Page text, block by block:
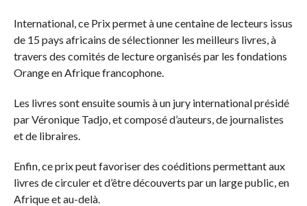
International, ce Prix permet à une centaine de lecteurs issus
de 15 pays africains de sélectionner les meilleurs livres, à
travers des comités de lecture organisés par les fondations
Orange en Afrique francophone.
Les livres sont ensuite soumis à un jury international présidé
par Véronique Tadjo, et composé d’auteurs, de journalistes
et de libraires.
Enfin, ce prix peut favoriser des coéditions permettant aux
livres de circuler et d’être découverts par un large public, en
Afrique et au-delà.